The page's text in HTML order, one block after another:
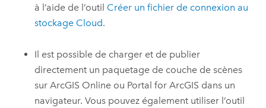
à l’aide de l’outil Créer un fichier de connexion au
stockage Cloud.
Il est possible de charger et de publier
directement un paquetage de couche de scènes
surArcGIS Online ou Portal for ArcGIS dans un
navigateur. Vous pouvez également utiliser l’outil